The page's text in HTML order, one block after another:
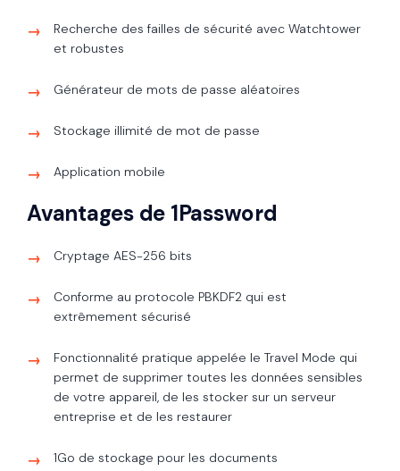
Recherche des failles de sécurité avec Watchtower
et robustes
Générateur de mots de passe aléatoires
Stockage illimité de mot de passe
Application mobile
Avantages de 1Password
Cryptage AES-256 bits
Conforme au protocole PBKDF2 qui est
extrêmement sécurisé
Fonctionnalité pratique appelée le Travel Mode qui
permet de supprimer toutes les données sensibles
de votre appareil, de les stocker sur un serveur
entreprise et de les restaurer
1Go de stockage pour les documents